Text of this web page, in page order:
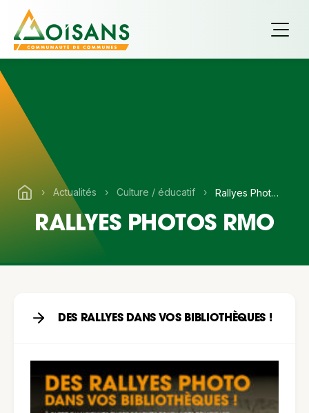
› Actualités › Culture / éducatif › Rallyes Photos RMO
RALLYES PHOTOS RMO
DES RALLYES DANS VOS BIBLIOTHÈQUES !